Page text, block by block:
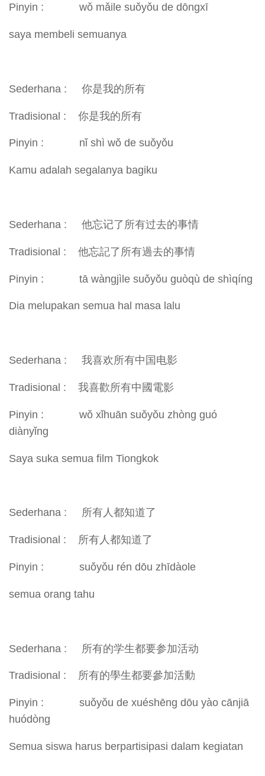
Pinyin : wǒ mǎile suǒyǒu de dōngxī
saya membeli semuanya
Sederhana : 你是我的所有
Tradisional : 你是我的所有
Pinyin : nǐ shì wǒ de suǒyǒu
Kamu adalah segalanya bagiku
Sederhana : 他忘记了所有过去的事情
Tradisional : 他忘記了所有過去的事情
Pinyin : tā wàngjìle suǒyǒu guòqù de shìqíng
Dia melupakan semua hal masa lalu
Sederhana : 我喜欢所有中国电影
Tradisional : 我喜歡所有中國電影
Pinyin : wǒ xǐhuān suǒyǒu zhòng guó
diànyǐng
Saya suka semua film Tiongkok
Sederhana : 所有人都知道了
Tradisional : 所有人都知道了
Pinyin : suǒyǒu rén dōu zhīdàole
semua orang tahu
Sederhana : 所有的学生都要参加活动
Tradisional : 所有的學生都要參加活動
Pinyin : suǒyǒu de xuéshēng dōu yào cānjiā
huódòng
Semua siswa harus berpartisipasi dalam kegiatan